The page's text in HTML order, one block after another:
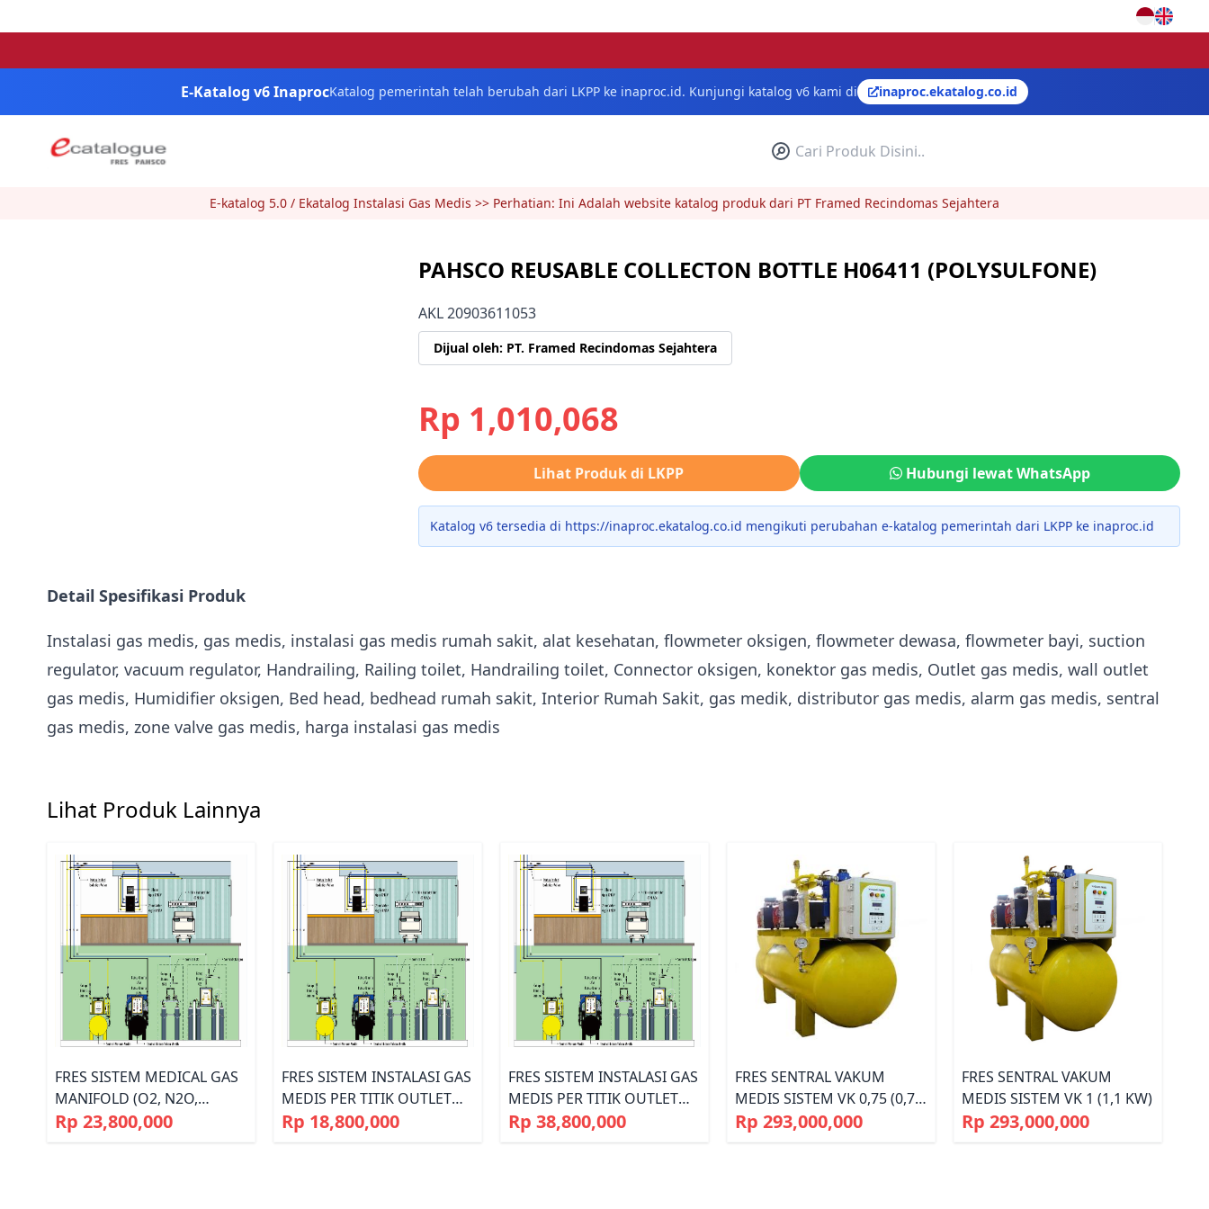
E-Katalog v6 InaprocKatalog pemerintah telah berubah dari LKPP ke inaproc.id. Kunjungi katalog v6 kami di inaproc.ekatalog.co.id
E-katalog 5.0 / Ekatalog Instalasi Gas Medis >> Perhatian: Ini Adalah website katalog produk dari PT Framed Recindomas Sejahtera
PAHSCO REUSABLE COLLECTON BOTTLE H06411 (POLYSULFONE)
AKL 20903611053
Dijual oleh: PT. Framed Recindomas Sejahtera
Rp 1,010,068
Lihat Produk di LKPP Hubungi lewat WhatsApp
Katalog v6 tersedia di https://inaproc.ekatalog.co.id mengikuti perubahan e-katalog pemerintah dari LKPP ke inaproc.id
Detail Spesifikasi Produk
Instalasi gas medis, gas medis, instalasi gas medis rumah sakit, alat kesehatan, flowmeter oksigen, flowmeter dewasa, flowmeter bayi, suction
regulator, vacuum regulator, Handrailing, Railing toilet, Handrailing toilet, Connector oksigen, konektor gas medis, Outlet gas medis, wall outlet
gas medis, Humidifier oksigen, Bed head, bedhead rumah sakit, Interior Rumah Sakit, gas medik, distributor gas medis, alarm gas medis, sentral
gas medis, zone valve gas medis, harga instalasi gas medis
Lihat Produk Lainnya
FRES SISTEM MEDICAL GAS
MANIFOLD (O2, N2O,
N2,CO2, COMP AIR);
Rp 23,800,000
FRES SISTEM INSTALASI GAS
MEDIS PER TITIK OUTLET
LENGKAP DENGAN SENTRAL
Rp 18,800,000
FRES SISTEM INSTALASI GAS
MEDIS PER TITIK OUTLET
LENGKAP DENGAN SENTRAL
Rp 38,800,000
FRES SENTRAL VAKUM
MEDIS SISTEM VK 0,75 (0,75
KW)
Rp 293,000,000
FRES SENTRAL VAKUM
MEDIS SISTEM VK 1 (1,1 KW)
Rp 293,000,000